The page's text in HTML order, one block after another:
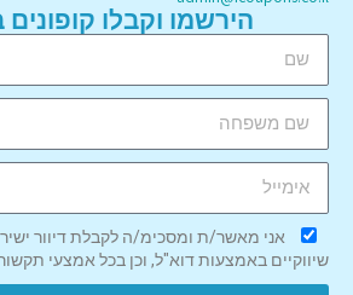
הירשמו וקבלו קופונים
אני מאשר/ת ומסכימ/ה לקבלת דיוור
שיווקיים באמצעות דוא"ל, וכן בכל אמצעי